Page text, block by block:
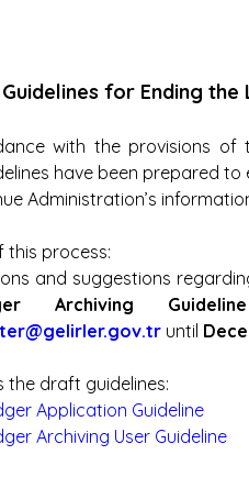
for Ending the
with the provisions of
have been prepared
Administration’s
this process:
and suggestions
Archiving Guideline
until
the draft guidelines:
Application Guideline
Archiving User Guideline